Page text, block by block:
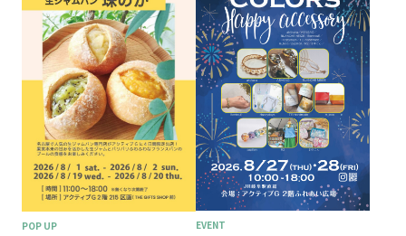
POP UP
EVENT